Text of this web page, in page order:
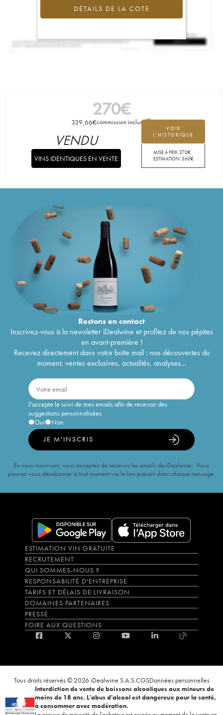
DÉTAILS DE LA COTE
270€
339,66€commission incluse
VOIR
L'HISTORIQUE
MISE À PRIX:270€
ESTIMATION:360€
VENDU
VINS IDENTIQUES EN VENTE
Restons encontact
Inscrivez-vous à la newsletter iDealwine et profitez de nos pépites
en avant-première !
Recevez directement dans votre boîte mail : nos découvertes du
moment, ventes exclusives, actualités, analyses...
J'accepte le suivi de mes emails afin de recevoir des
suggestions personnalisées
Oui
Non
JE M'INSCRIS
En vous inscrivant, vous acceptez de recevoir les emails de iDealwine. Vous
pouvez vous désabonner à tout moment via le lien présent dans chaque message.
ESTIMATION VIN GRATUITE
RECRUTEMENT
QUI SOMMES-NOUS ?
RESPONSABILITÉ D'ENTREPRISE
TARIFS ET DÉLAIS DE LIVRAISON
DOMAINES PARTENAIRES
PRESSE
FOIRE AUX QUESTIONS
Tous droits réservés © 2026 iDealwine S.A.S.CGSDonnées personnelles
Interdiction de vente de boissons alcooliques aux mineurs de
moins de 18 ans. L'abus d'alcool est dangereux pour la santé,
à consommer avec modération.